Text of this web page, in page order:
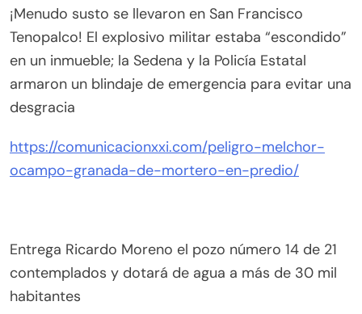
¡Menudo susto se llevaron en San Francisco
Tenopalco! El explosivo militar estaba “escondido”
en un inmueble; la Sedena y la Policía Estatal
armaron un blindaje de emergencia para evitar una
desgracia
https://comunicacionxxi.com/peligro-melchor-
ocampo-granada-de-mortero-en-predio/
Entrega Ricardo Moreno el pozo número 14 de 21
contemplados y dotará de agua a más de 30 mil
habitantes